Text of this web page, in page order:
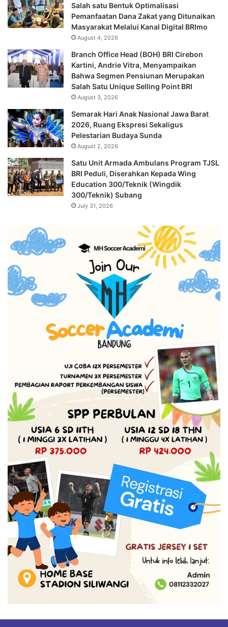
Salah satu Bentuk Optimalisasi
Pemanfaatan Dana Zakat yang Ditunaikan
Masyarakat Melalui Kanal Digital BRImo
August 4, 2026
Branch Office Head (BOH) BRI Cirebon
Kartini, Andrie Vitra, Menyampaikan
Bahwa Segmen Pensiunan Merupakan
Salah Satu Unique Selling Point BRI
August 3, 2026
Semarak Hari Anak Nasional Jawa Barat
2026, Ruang Ekspresi Sekaligus
Pelestarian Budaya Sunda
August 2, 2026
Satu Unit Armada Ambulans Program TJSL
BRI Peduli, Diserahkan Kepada Wing
Education 300/Teknik (Wingdik
300/Teknik) Subang
July 31, 2026